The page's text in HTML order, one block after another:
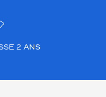
2 ANS